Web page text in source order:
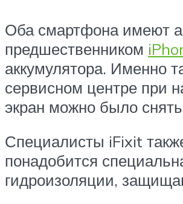
Оба смартфона имеют
предшественником
аккумулятора. Именно
сервисном центре при
экран можно было
Специалисты iFixit
понадобится
гидроизоляции,